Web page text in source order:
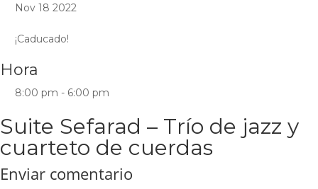
Nov 18 2022
¡Caducado!
Hora
8:00 pm - 6:00 pm
Suite Sefarad – Trío de jazz y
cuarteto de cuerdas
Enviar comentario